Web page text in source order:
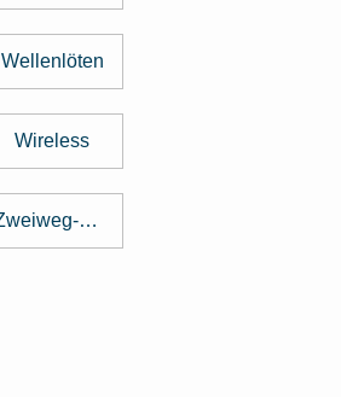
Wellenlöten
Wireless
Zweiweg-Gleichrichter